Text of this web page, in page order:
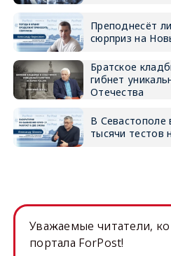
Преподнесёт
сюрприз на
Братское
гибнет
Отечества
В
тысячи тестов
Уважаемые читатели,
портала ForPost!